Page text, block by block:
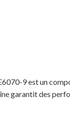
9 est un
garantit des